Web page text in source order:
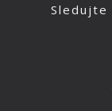
Sledujte